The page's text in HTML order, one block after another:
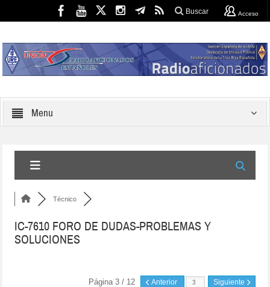
Buscar Acceso
Menu
Técnico
IC-7610 FORO DE DUDAS-PROBLEMAS Y
SOLUCIONES
Página 3 / 12 Anterior Siguiente